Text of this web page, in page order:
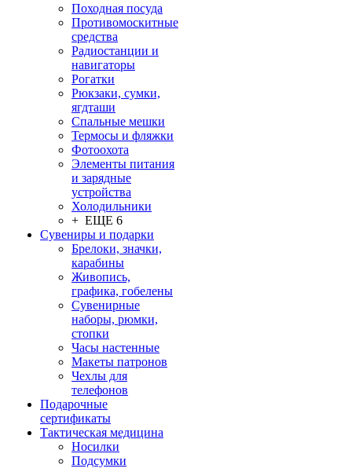
Походная посуда
Противомоскитные
средства
Радиостанции и
навигаторы
Рогатки
Рюкзаки, сумки,
ягдташи
Спальные мешки
Термосы и фляжки
Фотоохота
Элементы питания
и зарядные
устройства
Холодильники
+ ЕЩЕ 6
Сувениры и подарки
Брелоки, значки,
карабины
Живопись,
графика, гобелены
Сувенирные
наборы, рюмки,
стопки
Часы настенные
Макеты патронов
Чехлы для
телефонов
Подарочные
сертификаты
Тактическая медицина
Носилки
Подсумки